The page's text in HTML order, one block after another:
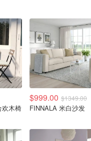
欢木椅
$999.00 $1349.00
FINNALA 米白沙发